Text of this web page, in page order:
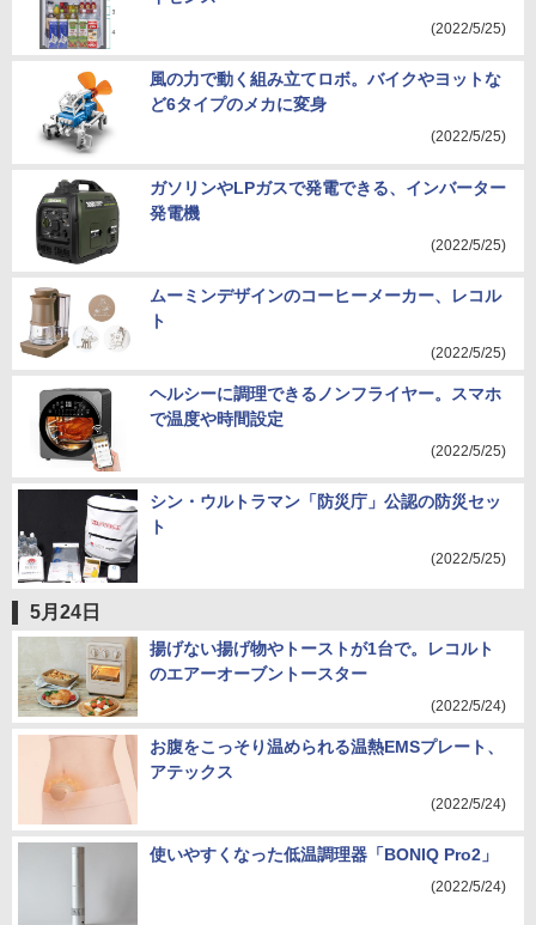
(2022/5/25)
風の力で動く組み立てロボ。バイクやヨットな
ど6タイプのメカに変身
(2022/5/25)
ガソリンやLPガスで発電できる、インバーター
発電機
(2022/5/25)
ムーミンデザインのコーヒーメーカー、レコル
ト
(2022/5/25)
ヘルシーに調理できるノンフライヤー。スマホ
で温度や時間設定
(2022/5/25)
シン・ウルトラマン「防災庁」公認の防災セッ
ト
(2022/5/25)
5月24日
揚げない揚げ物やトーストが1台で。レコルト
のエアーオーブントースター
(2022/5/24)
お腹をこっそり温められる温熱EMSプレート、
アテックス
(2022/5/24)
使いやすくなった低温調理器「BONIQ Pro2」
(2022/5/24)